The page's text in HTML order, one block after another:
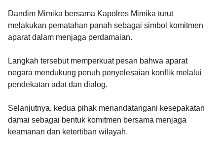
Dandim Mimika bersama Kapolres Mimika turut
melakukan pematahan panah sebagai simbol komitmen
aparat dalam menjaga perdamaian.
Langkah tersebut memperkuat pesan bahwa aparat
negara mendukung penuh penyelesaian konflik melalui
pendekatan adat dan dialog.
Selanjutnya, kedua pihak menandatangani kesepakatan
damai sebagai bentuk komitmen bersama menjaga
keamanan dan ketertiban wilayah.